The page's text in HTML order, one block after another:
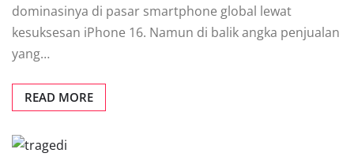
dominasinya di pasar smartphone global lewat
kesuksesan iPhone 16. Namun di balik angka penjualan
yang…
READ MORE